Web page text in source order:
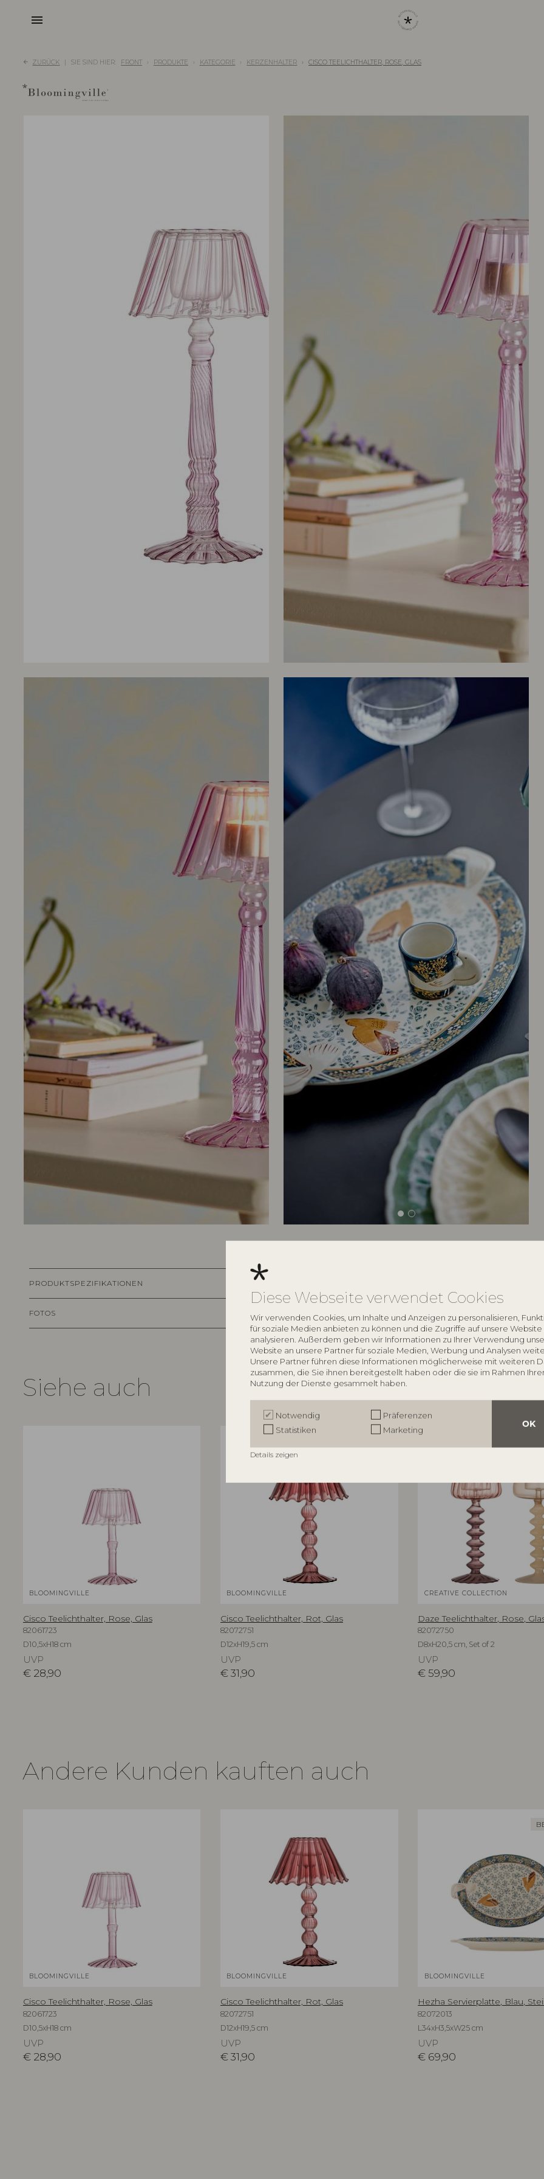
Diese Webseite verwendet Cookies
Wir verwenden Cookies, um Inhalte und Anzeigen zu personalisieren,
für soziale Medien anbieten zu können und die Zugriffe auf unsere Website
analysieren. Außerdem geben wir Informationen zu Ihrer Verwendung
Website an unsere Partner für soziale Medien, Werbung und Analysen
Unsere Partner führen diese Informationen möglicherweise mit weiteren
zusammen, die Sie ihnen bereitgestellt haben oder die sie im Rahmen
Nutzung der Dienste gesammelt haben.
OK
Notwendig
Präferenzen
Statistiken
Marketing
Details zeigen
menu
ZURÜCK SIE SIND HIER: FRONT PRODUKTE KATEGORIE KERZENHALTER CISCO TEELICHTHALTER, ROSE, GLAS
PRODUKTSPEZIFIKATIONEN
FOTOS keyboard_arrow_down
Siehe auch
BLOOMINGVILLE
Cisco Teelichthalter, Rose, Glas
82061723
D10,5xH18 cm
UVP
€ 28,90
BLOOMINGVILLE
Cisco Teelichthalter, Rot, Glas
82072751
D12xH19,5 cm
UVP
€31,90
CREATIVE COLLECTION
Daze Teelichthalter, Rose,
82072750
D8xH20,5 cm, Set of 2
UVP
€ 59,90
Andere Kunden kauften auch
BLOOMINGVILLE
Cisco Teelichthalter, Rose, Glas
82061723
D10,5xH18 cm
UVP
€ 28,90
BLOOMINGVILLE
Cisco Teelichthalter, Rot, Glas
82072751
D12xH19,5 cm
UVP
€31,90
BLOOMINGVILLE
Hezha Servierplatte, Blau,
82072013
L34xH3,5xW25 cm
UVP
€ 69,90